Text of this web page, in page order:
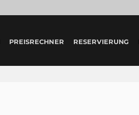
PREISRECHNER RESERVIERUNG